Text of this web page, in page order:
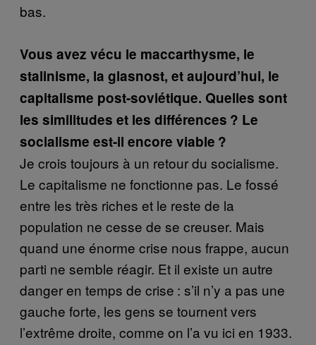
bas.
Vous avez vécu le maccarthysme, le
stalinisme, la glasnost, et aujourd’hui, le
capitalisme post-soviétique. Quelles sont
les similitudes et les différences ? Le
socialisme est-il encore viable ?
Je crois toujours à un retour du socialisme.
Le capitalisme ne fonctionne pas. Le fossé
entre les très riches et le reste de la
population ne cesse de se creuser. Mais
quand une énorme crise nous frappe, aucun
parti ne semble réagir. Et il existe un autre
danger en temps de crise : s’il n’y a pas une
gauche forte, les gens se tournent vers
l’extrême droite, comme on l’a vu ici en 1933.